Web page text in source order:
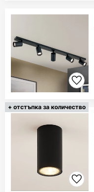
+ отстъпка за количество